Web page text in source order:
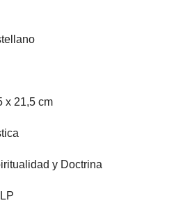
x 21,5 cm
y Doctrina